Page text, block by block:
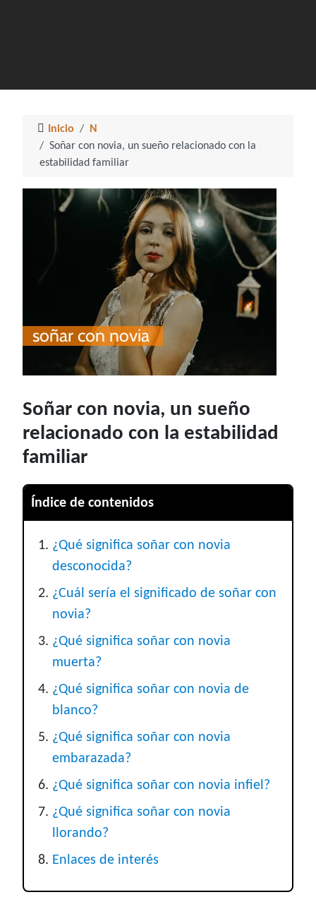
Inicio
N
Soñar con novia, un sueño relacionado con la
estabilidad familiar
Soñar con novia, un sueño
relacionado con la estabilidad
familiar
Índice de contenidos
¿Qué significa soñar con novia
desconocida?
¿Cuál sería el significado de soñar con
novia?
¿Qué significa soñar con novia
muerta?
¿Qué significa soñar con novia de
blanco?
¿Qué significa soñar con novia
embarazada?
¿Qué significa soñar con novia infiel?
¿Qué significa soñar con novia
llorando?
Enlaces de interés